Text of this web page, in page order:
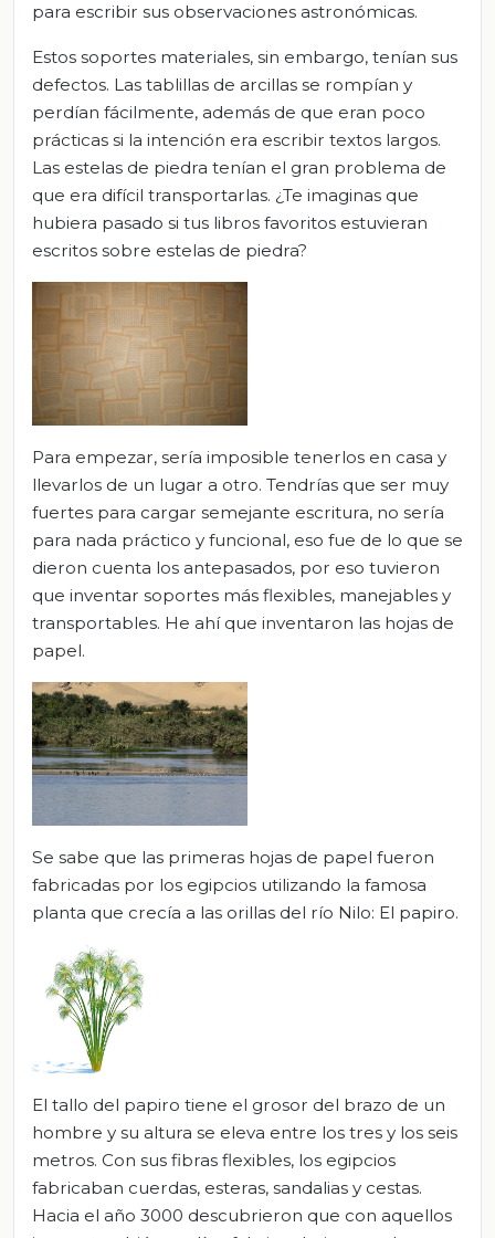
para escribir sus observaciones astronómicas.
Estos soportes materiales, sin embargo, tenían sus
defectos. Las tablillas de arcillas se rompían y
perdían fácilmente, además de que eran poco
prácticas si la intención era escribir textos largos.
Las estelas de piedra tenían el gran problema de
que era difícil transportarlas. ¿Te imaginas que
hubiera pasado si tus libros favoritos estuvieran
escritos sobre estelas de piedra?
Para empezar, sería imposible tenerlos en casa y
llevarlos de un lugar a otro. Tendrías que ser muy
fuertes para cargar semejante escritura, no sería
para nada práctico y funcional, eso fue de lo que se
dieron cuenta los antepasados, por eso tuvieron
que inventar soportes más flexibles, manejables y
transportables. He ahí que inventaron las hojas de
papel.
Se sabe que las primeras hojas de papel fueron
fabricadas por los egipcios utilizando la famosa
planta que crecía a las orillas del río Nilo: El papiro.
El tallo del papiro tiene el grosor del brazo de un
hombre y su altura se eleva entre los tres y los seis
metros. Con sus fibras flexibles, los egipcios
fabricaban cuerdas, esteras, sandalias y cestas.
Hacia el año 3000 descubrieron que con aquellos